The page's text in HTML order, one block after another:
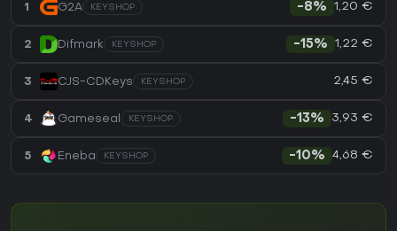
1 G2A KEYSHOP -8% 1,20 €
2 Difmark KEYSHOP -15% 1,22 €
3 CJS-CDKeys KEYSHOP 2,45 €
4 Gameseal KEYSHOP -13% 3,93 €
5 Eneba KEYSHOP -10% 4,68 €